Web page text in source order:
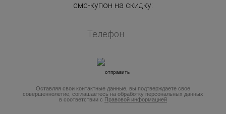
смс-купон на скидку:
Оставляя свои контактные данные, вы подтверждаете свое
совершеннолетие, соглашаетесь на обработку персональных данных
в соответствии с Правовой информацией